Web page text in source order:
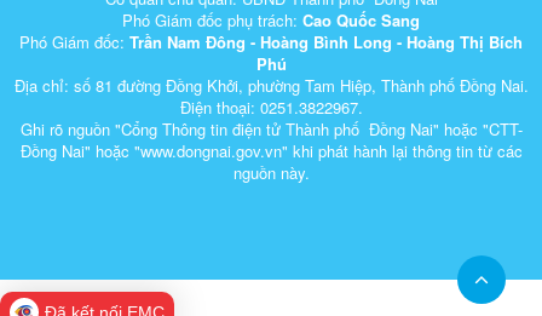
Phó Giám đốc phụ trách: Cao Quốc Sang
Phó Giám đốc: Trần Nam Đông - Hoàng Bình Long - Hoàng Thị Bích
Phú
Địa chỉ: số 81 đường Đồng Khởi, phường Tam Hiệp, Thành phố Đồng Nai.
Điện thoại: 0251.3822967.
Ghi rõ nguồn "Cổng Thông tin điện tử Thành phố Đồng Nai" hoặc "CTT-
Đồng Nai" hoặc "www.dongnai.g​ov.vn" khi ​phát hành lại thông tin từ các
nguồn này.​